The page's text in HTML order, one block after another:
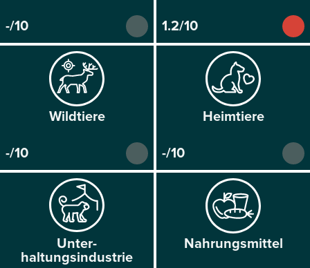
-/10
1.2/10
Wild­tiere
-/10
Heim­tiere
-/10
Unter­
haltungsindustrie
Nahrungs­mittel